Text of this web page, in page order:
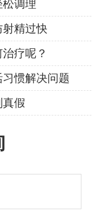
调理
射精过快
疗呢？
惯解决问题
真假